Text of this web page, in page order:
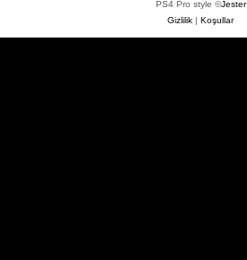
PS4 Pro style ©Jester
Gizlilik | Koşullar